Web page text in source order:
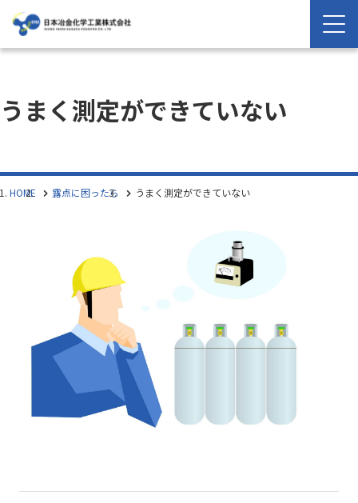
うまく測定ができていない
HOME 露点に困ったら うまく測定ができていない